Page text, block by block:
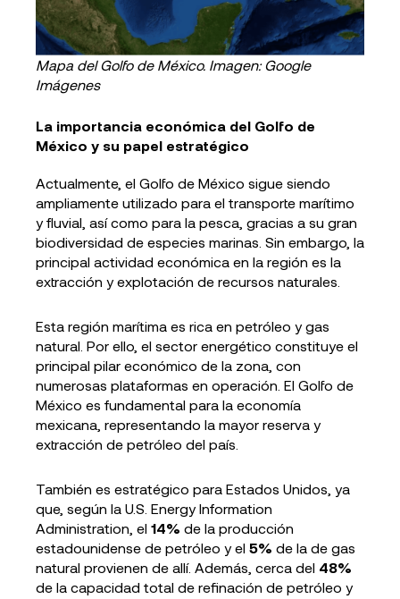
Mapa del Golfo de México. Imagen: Google
Imágenes
La importancia económica del Golfo de
México y su papel estratégico
Actualmente, el Golfo de México sigue siendo
ampliamente utilizado para el transporte marítimo
y fluvial, así como para la pesca, gracias a su gran
biodiversidad de especies marinas. Sin embargo, la
principal actividad económica en la región es la
extracción y explotación de recursos naturales.
Esta región marítima es rica en petróleo y gas
natural. Por ello, el sector energético constituye el
principal pilar económico de la zona, con
numerosas plataformas en operación. El Golfo de
México es fundamental para la economía
mexicana, representando la mayor reserva y
extracción de petróleo del país.
También es estratégico para Estados Unidos, ya
que, según la U.S. Energy Information
Administration, el 14% de la producción
estadounidense de petróleo y el 5% de la de gas
natural provienen de allí. Además, cerca del 48%
de la capacidad total de refinación de petróleo y